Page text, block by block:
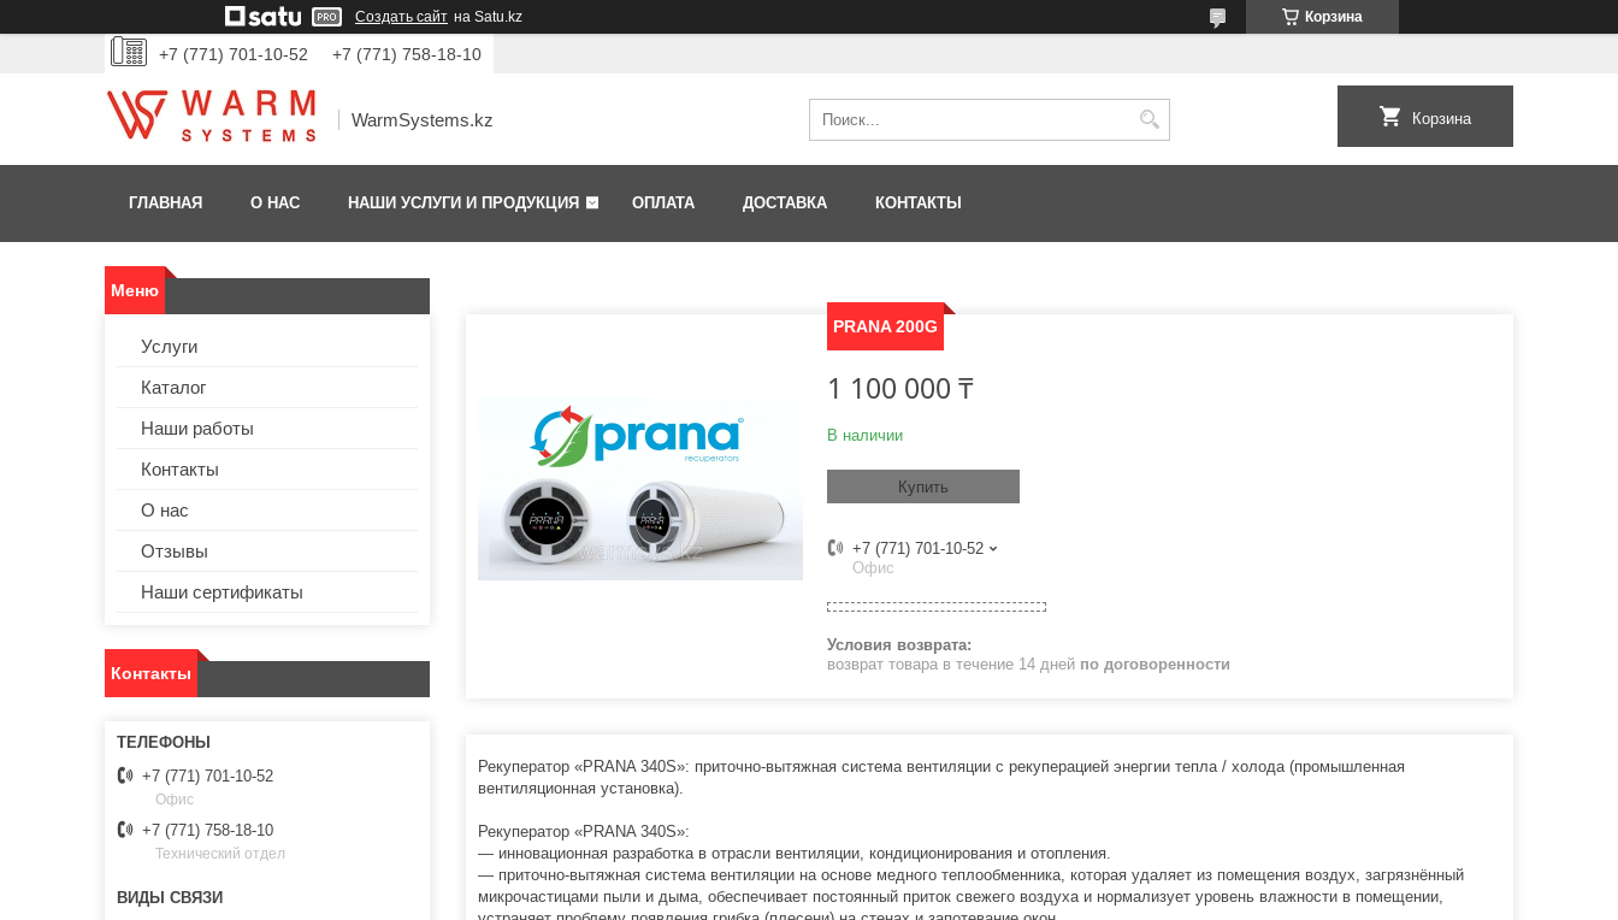
Создать сайт на Satu.kz Корзина
+7 (771) 701-10-52 +7 (771) 758-18-10
WarmSystems.kz Корзина
ГЛАВНАЯ О НАС НАШИ УСЛУГИ И ПРОДУКЦИЯ ОПЛАТА ДОСТАВКА КОНТАКТЫ
PRANA 200G
1 100 000 ₸
В наличии
Купить
+7 (771) 701-10-52
Офис
возврат товара в течение 14 дней по договоренности
Рекуператор «PRANA 340S»: приточно-вытяжная система вентиляции с рекуперацией энергии тепла / холода (промышленная
вентиляционная установка).
Рекуператор «PRANA 340S»:
— инновационная разработка в отрасли вентиляции, кондиционирования и отопления.
— приточно-вытяжная система вентиляции на основе медного теплообменника, которая удаляет из помещения воздух, загрязнённый
микрочастицами пыли и дыма, обеспечивает постоянный приток свежего воздуха и нормализует уровень влажности в помещении,
Услуги
Каталог
Наши работы
Контакты
О нас
Отзывы
Наши сертификаты
Контакты
+7 (771) 701-10-52
Офис
+7 (771) 758-18-10
Технический отдел